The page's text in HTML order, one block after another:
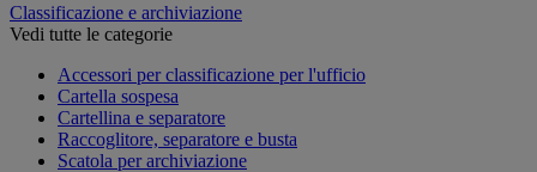
Classificazione e archiviazione
Vedi tutte le categorie
Accessori per classificazione per l'ufficio
Cartella sospesa
Cartellina e separatore
Raccoglitore, separatore e busta
Scatola per archiviazione